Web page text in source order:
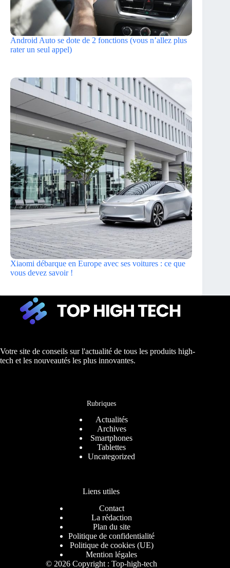
Android Auto se dote de 2 fonctions (vous n’allez plus
rater un seul appel)
Xiaomi débarque en Europe avec ses voitures : ce que
vous devez savoir !
Votre site de conseils sur l'actualité de tous les produits high-
tech et les nouveautés les plus innovantes.
Rubriques
Actualités
Archives
Smartphones
Tablettes
Uncategorized
Liens utiles
Contact
La rédaction
Plan du site
Politique de confidentialité
Politique de cookies (UE)
Mention légales
© 2026 Copyright : Top-high-tech